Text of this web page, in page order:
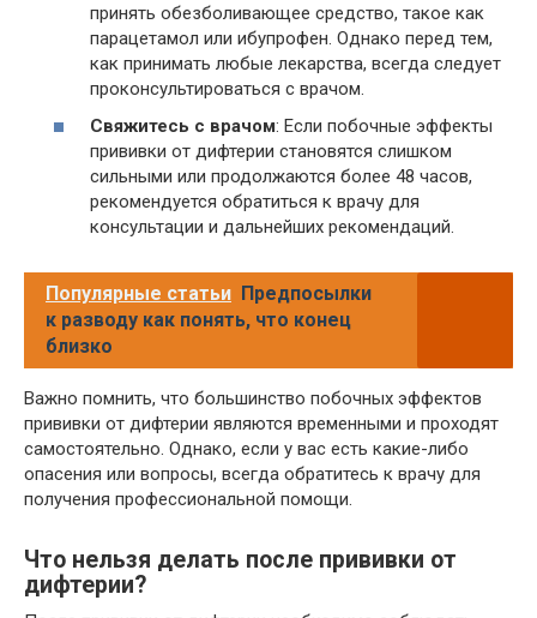
принять обезболивающее средство, такое как
парацетамол или ибупрофен. Однако перед тем,
как принимать любые лекарства, всегда следует
проконсультироваться с врачом.
Свяжитесь с врачом: Если побочные эффекты
прививки от дифтерии становятся слишком
сильными или продолжаются более 48 часов,
рекомендуется обратиться к врачу для
консультации и дальнейших рекомендаций.
Популярные статьи Предпосылки
к разводу как понять, что конец
близко
Важно помнить, что большинство побочных эффектов
прививки от дифтерии являются временными и проходят
самостоятельно. Однако, если у вас есть какие-либо
опасения или вопросы, всегда обратитесь к врачу для
получения профессиональной помощи.
Что нельзя делать после прививки от
дифтерии?